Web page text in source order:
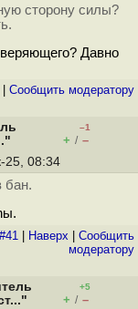
сторону силы?
Давно
Cообщить модератору
–1
+ / –
25, 08:34
бан.
Наверх
Cообщить
модератору
+5
+ / –